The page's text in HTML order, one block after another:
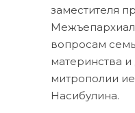
заместителя
вопросам
материнства
митрополии
Насибулина.